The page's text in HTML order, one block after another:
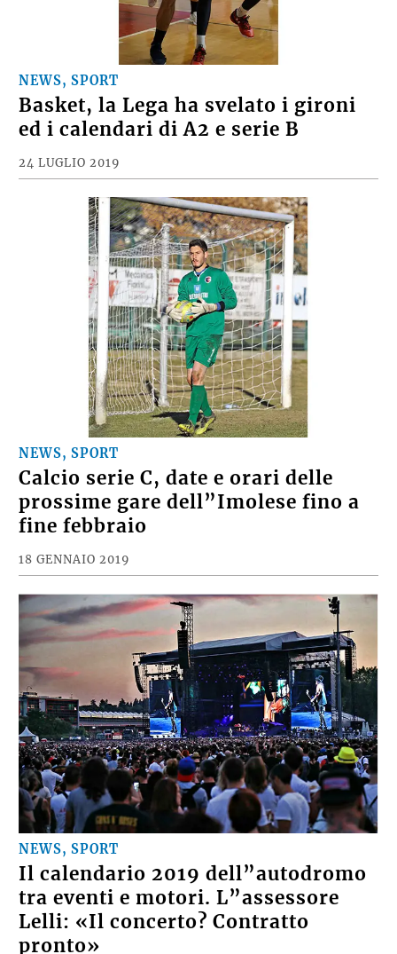
NEWS, SPORT
Basket, la Lega ha svelato i gironi
ed i calendari di A2 e serie B
24 LUGLIO 2019
NEWS, SPORT
Calcio serie C, date e orari delle
prossime gare dell”Imolese fino a
fine febbraio
18 GENNAIO 2019
NEWS, SPORT
Il calendario 2019 dell”autodromo
tra eventi e motori. L”assessore
Lelli: «Il concerto? Contratto
pronto»